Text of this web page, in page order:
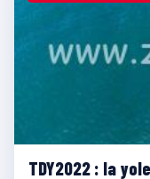
TDY2022 : la